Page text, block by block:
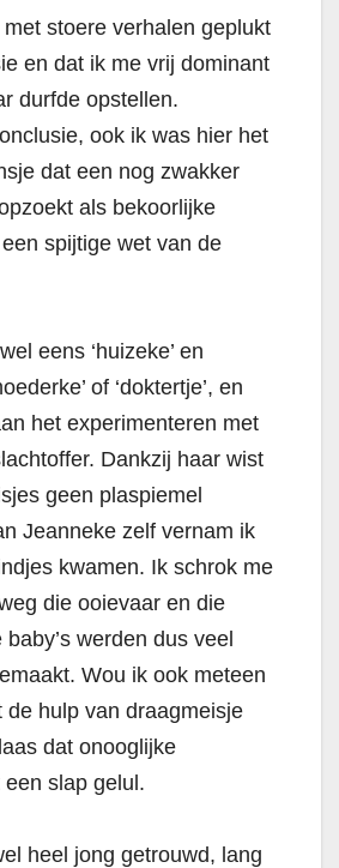
stoere verhalen geplukt
en dat ik me vrij dominant
durfde opstellen.
ook ik was hier het
dat een nog zwakker
als bekoorlijke
spijtige wet van de
eens ‘huizeke’ en
of ‘doktertje’, en
het experimenteren met
Dankzij haar wist
geen plaspiemel
Jeanneke zelf vernam ik
kwamen. Ik schrok me
die ooievaar en die
werden dus veel
Wou ik ook meteen
de hulp van draagmeisje
dat onooglijke
slap gelul.
heel jong getrouwd, lang